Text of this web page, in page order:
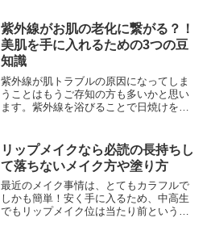
手軽で美味しい「チーズ」はいかが？美
容効果がとっても高い食品なんです。こ
こではそんなチーズの美容効果について
ご紹介します！
紫外線がお肌の老化に繋がる？！
美肌を手に入れるための3つの豆
知識
紫外線が肌トラブルの原因になってしま
うことはもうご存知の方も多いかと思い
ます。紫外線を浴びることで日焼けをす
ます。肌の老化は年齢と共に避けては通
られませんが、紫外線を浴...
リップメイクなら必読の長持ちし
て落ちないメイク方や塗り方
最近のメイク事情は、とてもカラフルで
しかも簡単！安く手に入るため、中高生
でもリップメイク位は当たり前という時